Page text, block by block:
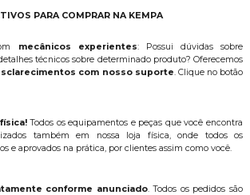
PARA COMPRAR NA KEMPA
mecânicos experientes: Possui dúvidas sobre
técnicos sobre determinado produto? Oferecemos
com nosso suporte . Clique no botão
Todos os equipamentos e peças que você encontra
também em nossa loja física, onde todos os
e aprovados na prática, por clientes assim como você.
conforme anunciado. Todos os pedidos são